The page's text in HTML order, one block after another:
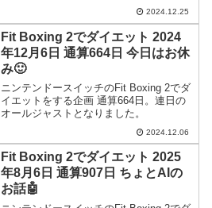
2024.12.25
Fit Boxing 2でダイエット 2024
年12月6日 通算664日 今日はお休
み🙂
ニンテンドースイッチのFit Boxing 2でダ
イエットをする企画 通算664日。連日の
オールジャストとなりました。
2024.12.06
Fit Boxing 2でダイエット 2025
年8月6日 通算907日 ちょとAIの
お話🤖